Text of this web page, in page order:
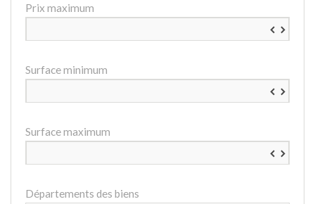
Prix maximum
▼
Surface minimum
▼
Surface maximum
▼
Départements des biens